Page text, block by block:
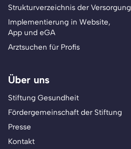
Strukturverzeichnis der Versorgung
Implementierung in Website,
App und eGA
Arztsuchen für Profis
Über uns
Stiftung Gesundheit
Fördergemeinschaft der Stiftung
Presse
Kontakt